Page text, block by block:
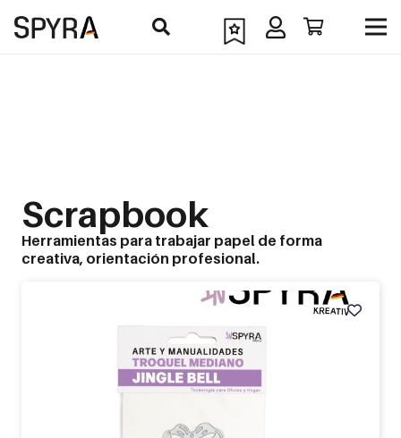
Scrapbook
Herramientas para trabajar papel de forma
creativa, orientación profesional.